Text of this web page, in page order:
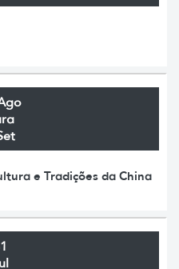
e Tradições da China